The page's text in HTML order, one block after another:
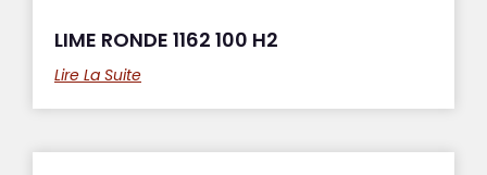
LIME RONDE 1162 100 H2
Lire La Suite